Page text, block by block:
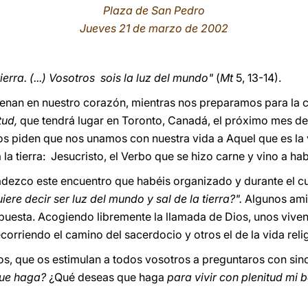
Plaza de San Pedro
Jueves 21 de marzo de 2002
(...) Vosotros sois la luz del mundo" (Mt5, 13-14).
en nuestro corazón, mientras nos preparamos para la
que tendrá lugar en Toronto, Canadá, el próximo mes
piden que nos unamos con nuestra vida a Aquel que es
tierra: Jesucristo, el Verbo que se hizo carne y vino a
este encuentro que habéis organizado y durante el
decir ser luz del mundo y sal de la tierra?". Algunos
Acogiendo libremente la llamada de Dios, unos
el camino del sacerdocio y otros el de la vida
que os estimulan a todos vosotros a preguntaros con
haga?¿Qué deseas que haga para vivir con plenitud mi